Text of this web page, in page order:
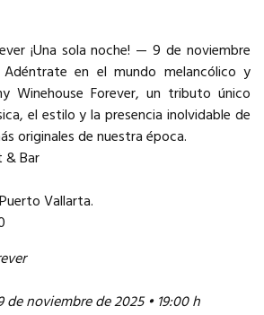
¡Una sola noche! — 9 de noviembre
en el mundo melancólico y
Winehouse Forever, un tributo único
el estilo y la presencia inolvidable de
originales de nuestra época.
& Bar
Vallarta.
noviembre de 2025 • 19:00 h